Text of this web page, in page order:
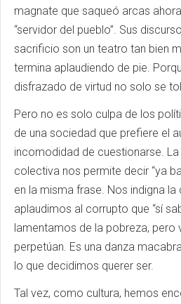
magnate que saqueó arcas
“servidor del pueblo”. Sus
sacrificio son un teatro tan bien
termina aplaudiendo de pie.
disfrazado de virtud no solo se
Pero no es solo culpa de los
de una sociedad que prefiere el
incomodidad de cuestionarse.
colectiva nos permite decir “ya
en la misma frase. Nos indigna
aplaudimos al corrupto que “sí
lamentamos de la pobreza, pero
perpetúan. Es una danza
lo que decidimos querer ser.
Tal vez, como cultura, hemos